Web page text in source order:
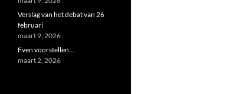
Verslag van het debat van 26
februari
maart 9, 2026
Even voorstellen…
maart 2, 2026